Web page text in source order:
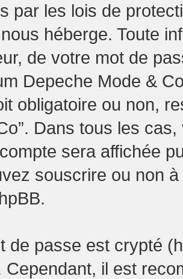
par les lois de
héberge. Toute
de votre mot de
Depeche Mode &
obligatoire ou non,
Dans tous les
sera affichée
souscrire ou non à
de passe est crypté
Cependant, il est